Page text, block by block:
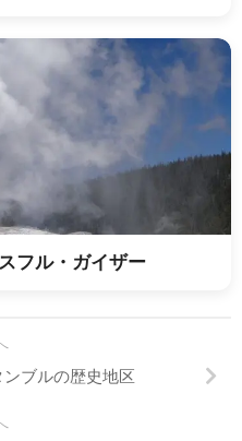
フル・ガイザー
ブルの歴史地区